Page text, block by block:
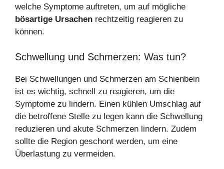
welche Symptome auftreten, um auf mögliche
bösartige Ursachen rechtzeitig reagieren zu
können.
Schwellung und Schmerzen: Was tun?
Bei Schwellungen und Schmerzen am Schienbein
ist es wichtig, schnell zu reagieren, um die
Symptome zu lindern. Einen kühlen Umschlag auf
die betroffene Stelle zu legen kann die Schwellung
reduzieren und akute Schmerzen lindern. Zudem
sollte die Region geschont werden, um eine
Überlastung zu vermeiden.